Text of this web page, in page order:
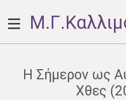
Η Σήμερον ως
Χθες